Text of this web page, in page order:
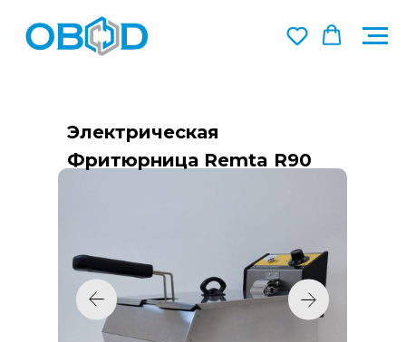
Электрическая
Фритюрница Remta R90